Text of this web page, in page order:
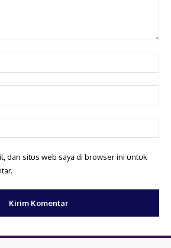
dan situs web saya di browser ini untuk